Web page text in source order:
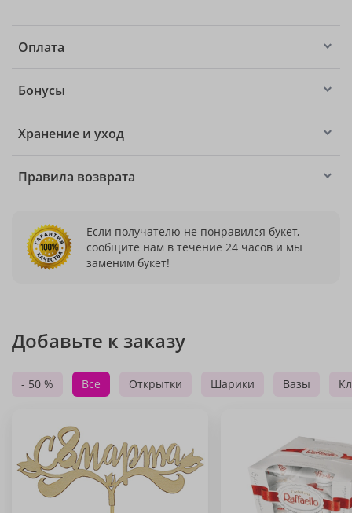
Оплата
Бонусы
Хранение и уход
Правила возврата
Если получателю не понравился букет,
сообщите нам в течение 24 часов и мы
заменим букет!
Добавьте к заказу
- 50 % Все Открытки Шарики Вазы